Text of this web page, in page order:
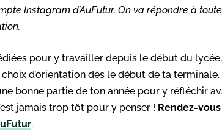
Instagram d’AuFutur. On va répondre à
pour y travailler depuis le début du lycée,
d’orientation dès le début de ta terminale.
bonne partie de ton année pour y réfléchir
jamais trop tôt pour y penser ! Rendez-
.